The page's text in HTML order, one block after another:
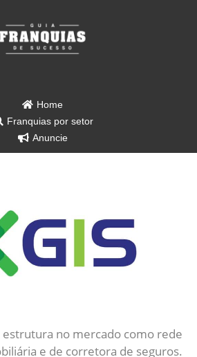
Home
Franquias por setor
Anuncie
estrutura no mercado como rede
e de corretora de seguros.